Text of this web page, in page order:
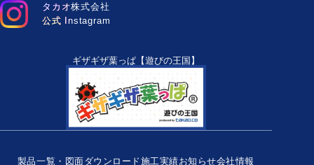
タカオ株式会社
公式 Instagram
ギザギザ葉っぱ【遊びの王国】
製品一覧・図面ダウンロード施工実績お知らせ会社情報